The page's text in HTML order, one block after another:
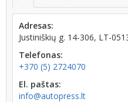
Adresas:
Justiniškių g. 14-306, LT-
Telefonas:
+370 (5) 2724070
El. paštas:
info@autopress.lt